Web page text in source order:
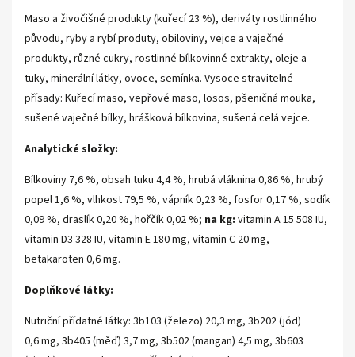
Maso a živočišné produkty (kuřecí 23 %), deriváty rostlinného
původu, ryby a rybí produty, obiloviny, vejce a vaječné
produkty, různé cukry, rostlinné bílkovinné extrakty, oleje a
tuky, minerální látky, ovoce, semínka. Vysoce stravitelné
přísady: Kuřecí maso, vepřové maso, losos, pšeničná mouka,
sušené vaječné bílky, hrášková bílkovina, sušená celá vejce.
Analytické složky:
Bílkoviny 7,6 %, obsah tuku 4,4 %, hrubá vláknina 0,86 %, hrubý
popel 1,6 %, vlhkost 79,5 %, vápník 0,23 %, fosfor 0,17 %, sodík
0,09 %, draslík 0,20 %, hořčík 0,02 %; na kg: vitamin A 15 508 IU,
vitamin D3 328 IU, vitamin E 180 mg, vitamin C 20 mg,
betakaroten 0,6 mg.
Doplňkové látky:
Nutriční přídatné látky: 3b103 (železo) 20,3 mg, 3b202 (jód)
0,6 mg, 3b405 (měď) 3,7 mg, 3b502 (mangan) 4,5 mg, 3b603